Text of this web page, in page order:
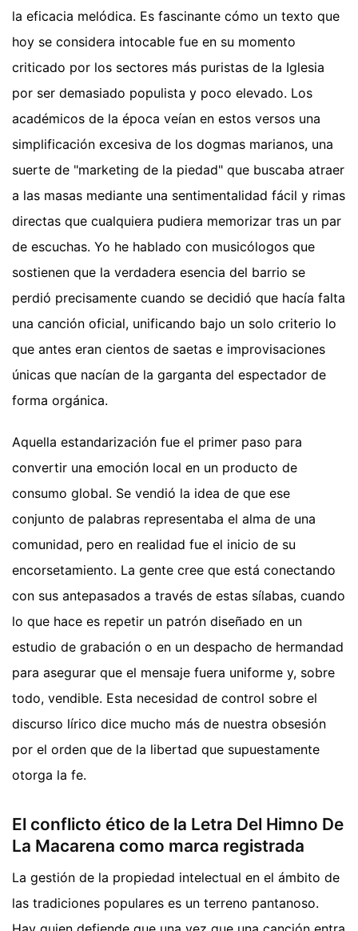
la eficacia melódica. Es fascinante cómo un texto que
hoy se considera intocable fue en su momento
criticado por los sectores más puristas de la Iglesia
por ser demasiado populista y poco elevado. Los
académicos de la época veían en estos versos una
simplificación excesiva de los dogmas marianos, una
suerte de "marketing de la piedad" que buscaba atraer
a las masas mediante una sentimentalidad fácil y rimas
directas que cualquiera pudiera memorizar tras un par
de escuchas. Yo he hablado con musicólogos que
sostienen que la verdadera esencia del barrio se
perdió precisamente cuando se decidió que hacía falta
una canción oficial, unificando bajo un solo criterio lo
que antes eran cientos de saetas e improvisaciones
únicas que nacían de la garganta del espectador de
forma orgánica.
Aquella estandarización fue el primer paso para
convertir una emoción local en un producto de
consumo global. Se vendió la idea de que ese
conjunto de palabras representaba el alma de una
comunidad, pero en realidad fue el inicio de su
encorsetamiento. La gente cree que está conectando
con sus antepasados a través de estas sílabas, cuando
lo que hace es repetir un patrón diseñado en un
estudio de grabación o en un despacho de hermandad
para asegurar que el mensaje fuera uniforme y, sobre
todo, vendible. Esta necesidad de control sobre el
discurso lírico dice mucho más de nuestra obsesión
por el orden que de la libertad que supuestamente
otorga la fe.
El conflicto ético de la Letra Del Himno De
La Macarena como marca registrada
La gestión de la propiedad intelectual en el ámbito de
las tradiciones populares es un terreno pantanoso.